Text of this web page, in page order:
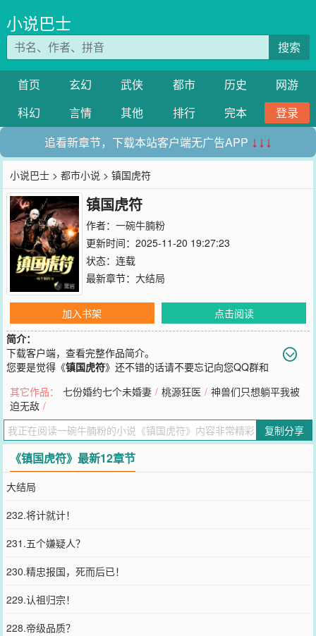
小说巴士
搜索
首页 玄幻 武侠 都市 历史
网游
科幻
言情 其他 排行 完本
登录
追看新章节，下载本站客户端无广告APP ↓↓↓
小说巴士 >都市小说 > 镇国虎符
镇国虎符
作者： 一碗牛腩粉
更新时间：2025-11-20 19:27:23
状态：连载
最新章节： 大结局
加入书架
点击阅读
简介：
下载客户端，查看完整作品简介。
您要是觉得《镇国虎符》还不错的话请不要忘记向您QQ群和
其它作品： 七份婚约七个未婚妻 / 桃源狂医 / 神兽们只想躺平我被
迫无敌 /
复制分享
《镇国虎符》最新12章节
大结局
232.将计就计！
231.五个嫌疑人？
230.精忠报国，死而后已！
229.认祖归宗！
228.帝级品质？